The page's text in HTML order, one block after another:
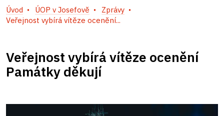
Úvod ÚOP v Josefově
Zprávy
Veřejnost vybírá vítěze ocenění...
Veřejnost vybírá vítěze ocenění
Památky děkují